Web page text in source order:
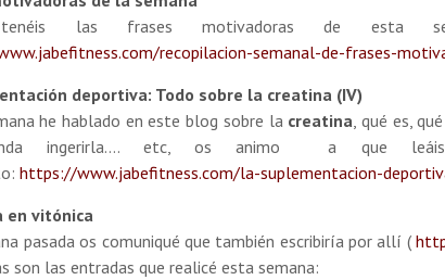
las frases motivadoras de esta
recopilacion-semanal-de-frases-
deportiva: Todo sobre la creatina (IV)
he hablado en este blog sobre la creatina, qué es,
ingerirla…. etc, os animo a que
https://www.jabefitness.com/la-suplementacion-
en vitónica
pasada os comuniqué que también escribiría por allí (
son las entradas que realicé esta semana: